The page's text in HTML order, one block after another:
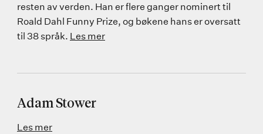
resten av verden. Han er flere ganger nominert til
Roald Dahl Funny Prize, og bøkene hans er oversatt
til 38 språk. Les mer
Adam Stower
Les mer